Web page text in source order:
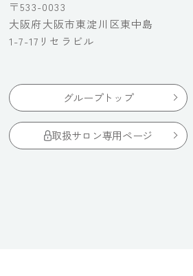
〒533-0033
大阪府大阪市東淀川区東中島
1-7-17リセラビル
グループトップ
取扱サロン専用ページ